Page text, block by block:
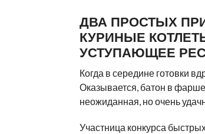
ДВА ПРОСТЫХ
КУРИНЫЕ
УСТУПАЮЩЕЕ
Когда в середине готовки
Оказывается, батон в
неожиданная, но очень
Участница конкурса